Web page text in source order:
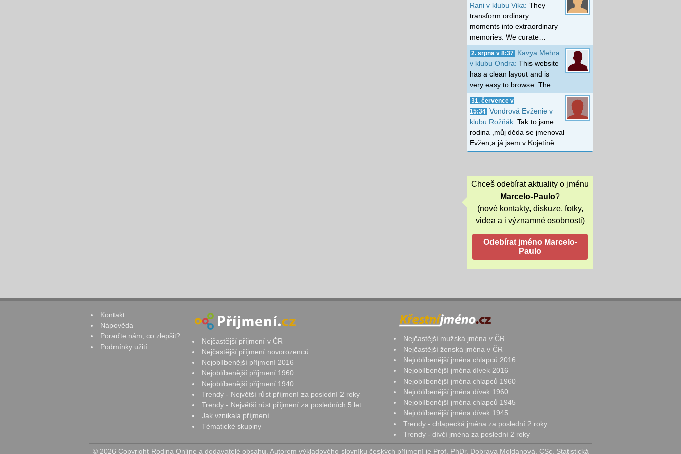
Rani v klubu Vika: They
transform ordinary
moments into extraordinary
memories. We curate…
2. srpna v 8:37
Kavya Mehra
v klubu Ondra: This website
has a clean layout and is
very easy to browse. The…
31. července v
15:34 Vondrová Evženie v
klubu Rožňák: Tak to jsme
rodina ,můj děda se jmenoval
Evžen,a já jsem v Kojetíně…
Chceš odebírat aktuality o jménu
Marcelo-Paulo?
(nové kontakty, diskuze, fotky,
videa a i významné osobnosti)
Kontakt
Nápověda
Poraďte nám, co zlepšit?
Podmínky užití
Nejčastější příjmení v ČR
Nejčastější příjmení novorozenců
Nejoblíbenější příjmení 2016
Nejoblíbenější příjmení 1960
Nejoblíbenější příjmení 1940
Trendy - Největší růst příjmení za poslední 2 roky
Trendy - Největší růst příjmení za posledních 5 let
Jak vznikala příjmení
Tématické skupiny
Nejčastější mužská jména v ČR
Nejčastější ženská jména v ČR
Nejoblíbenější jména chlapců 2016
Nejoblíbenější jména dívek 2016
Nejoblíbenější jména chlapců 1960
Nejoblíbenější jména dívek 1960
Nejoblíbenější jména chlapců 1945
Nejoblíbenější jména dívek 1945
Trendy - chlapecká jména za poslední 2 roky
Trendy - dívčí jména za poslední 2 roky
© 2026 Copyright Rodina Online a dodavatelé obsahu. Autorem výkladového slovníku českých příjmení je Prof. PhDr. Dobrava Moldanová, CSc. Statistická